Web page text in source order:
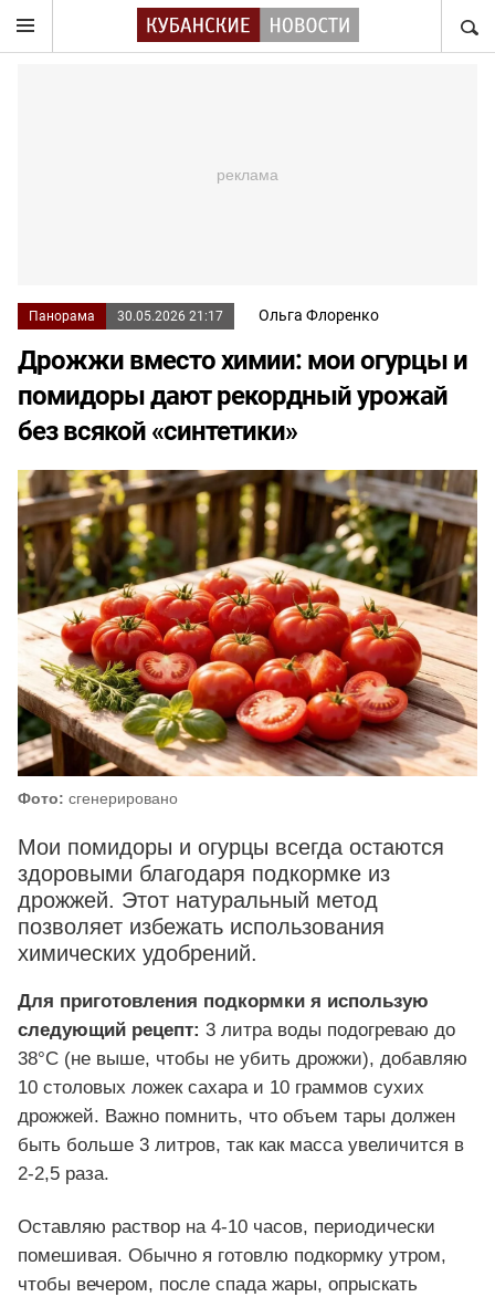
Панорама 30.05.2026 21:17 Ольга Флоренко
Дрожжи вместо химии: мои огурцы и
помидоры дают рекордный урожай
без всякой «синтетики»
Фото: сгенерировано
Мои помидоры и огурцы всегда остаются
здоровыми благодаря подкормке из
дрожжей. Этот натуральный метод
позволяет избежать использования
химических удобрений.
Для приготовления подкормки я использую
следующий рецепт: 3 литра воды подогреваю до
38°C (не выше, чтобы не убить дрожжи), добавляю
10 столовых ложек сахара и 10 граммов сухих
дрожжей. Важно помнить, что объем тары должен
быть больше 3 литров, так как масса увеличится в
2-2,5 раза.
Оставляю раствор на 4-10 часов, периодически
помешивая. Обычно я готовлю подкормку утром,
чтобы вечером, после спада жары, опрыскать